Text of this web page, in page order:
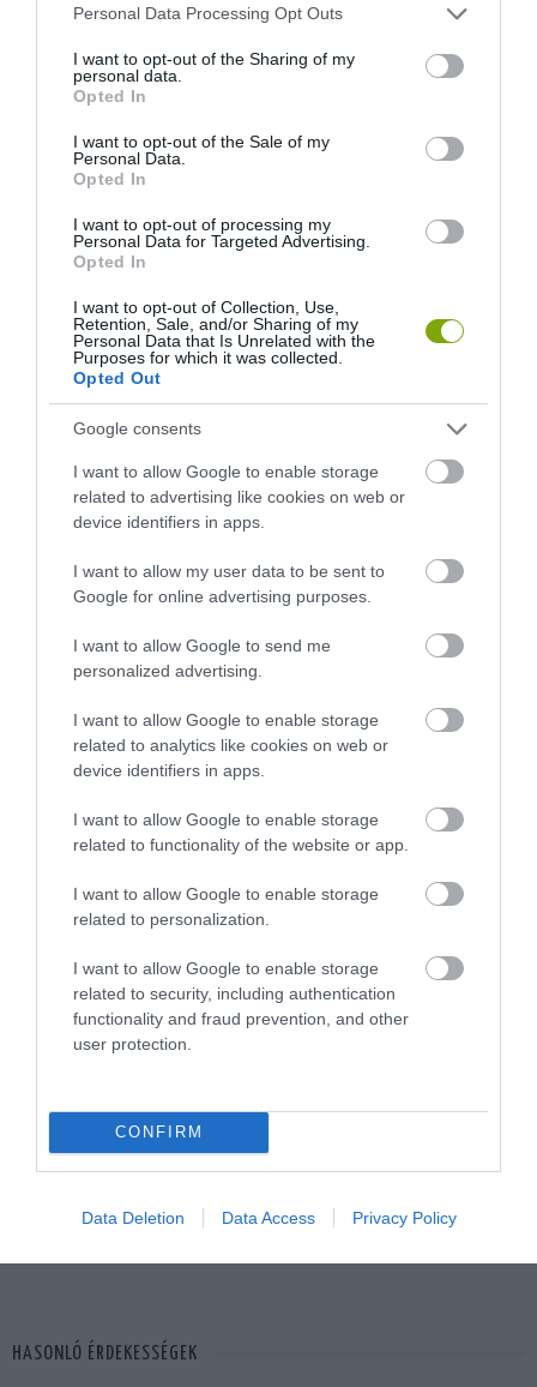
Please note that this website/app uses one or more Google
not limited to your visit or usage behaviour. You may click to
grant or deny consent to Google and its third-party tags to
use your data for below specified purposes in below Google
consent section.
Personal Data Processing Opt Outs
I want to opt-out of the Sharing of my
personal data.
Opted In
I want to opt-out of the Sale of my
Personal Data.
Opted In
I want to opt-out of processing my
Personal Data for Targeted Advertising.
Opted In
I want to opt-out of Collection, Use,
Retention, Sale, and/or Sharing of my
Personal Data that Is Unrelated with the
Purposes for which it was collected.
Opted Out
Google consents
I want to allow Google to enable storage
related to advertising like cookies on web or
device identifiers in apps.
I want to allow my user data to be sent to
Google for online advertising purposes.
I want to allow Google to send me
personalized advertising.
I want to allow Google to enable storage
related to analytics like cookies on web or
device identifiers in apps.
I want to allow Google to enable storage
related to functionality of the website or app.
I want to allow Google to enable storage
related to personalization.
I want to allow Google to enable storage
related to security, including authentication
functionality and fraud prevention, and other
user protection.
CONFIRM
Data Deletion Data Access Privacy Policy
HIHETETLEN BORTÁROLÓ REJLIK A FÖLDBEN A KERTI PIHENŐ
HASONLÓ ÉRDEKESSÉGEK